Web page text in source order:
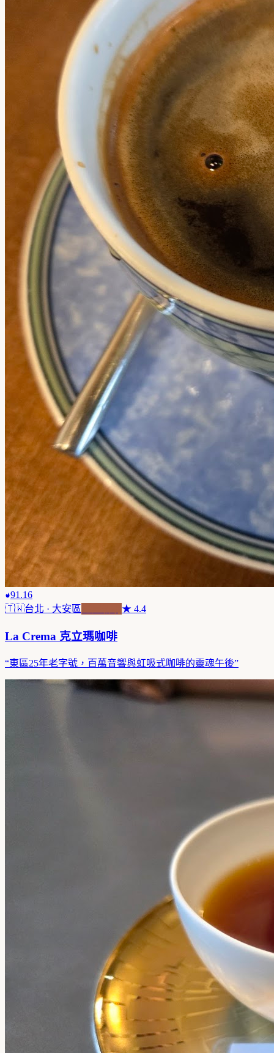
91.16
🇹🇼台北 · 大安區 ★ 4.4
La Crema 克立瑪咖啡
“東區25年老字號，百萬音響與虹吸式咖啡的靈魂午後”